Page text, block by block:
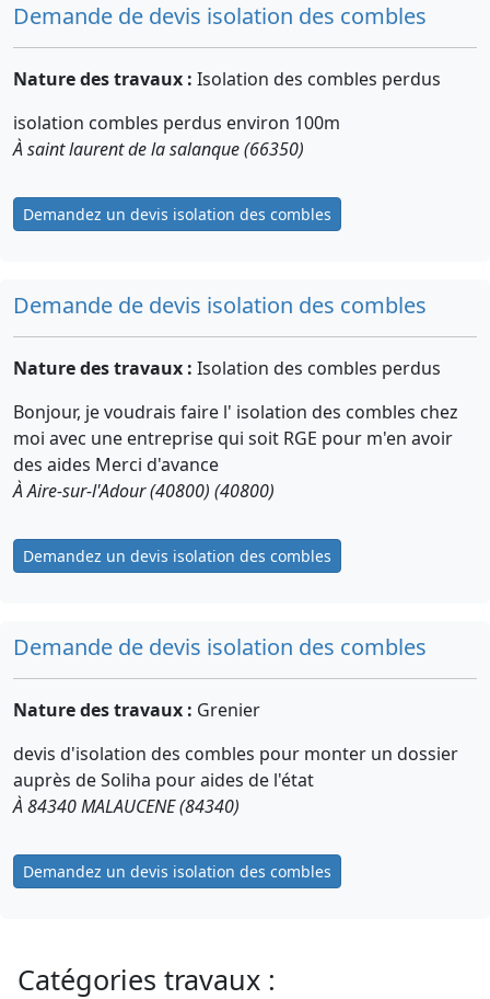
Demande de devis isolation des combles
Nature des travaux : Isolation des combles perdus
isolation combles perdus environ 100m
À saint laurent de la salanque (66350)
Demandez un devis isolation des combles
Demande de devis isolation des combles
Nature des travaux : Isolation des combles perdus
Bonjour, je voudrais faire l' isolation des combles chez
moi avec une entreprise qui soit RGE pour m'en avoir
des aides Merci d'avance
À Aire-sur-l'Adour (40800) (40800)
Demandez un devis isolation des combles
Demande de devis isolation des combles
Nature des travaux : Grenier
devis d'isolation des combles pour monter un dossier
auprès de Soliha pour aides de l'état
À 84340 MALAUCENE (84340)
Demandez un devis isolation des combles
Catégories travaux :